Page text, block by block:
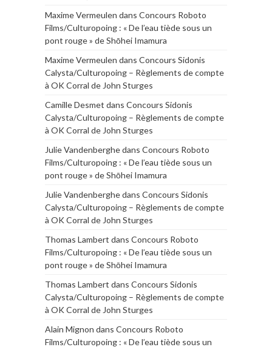
Maxime Vermeulen dans Concours Roboto
Films/Culturopoing : « De l’eau tiède sous un
pont rouge » de Shōhei Imamura
Maxime Vermeulen dans Concours Sidonis
Calysta/Culturopoing – Règlements de compte
à OK Corral de John Sturges
Camille Desmet dans Concours Sidonis
Calysta/Culturopoing – Règlements de compte
à OK Corral de John Sturges
Julie Vandenberghedans Concours Roboto
Films/Culturopoing : « De l’eau tiède sous un
pont rouge » de Shōhei Imamura
Julie Vandenberghedans Concours Sidonis
Calysta/Culturopoing – Règlements de compte
à OK Corral de John Sturges
Thomas Lambert dans Concours Roboto
Films/Culturopoing : « De l’eau tiède sous un
pont rouge » de Shōhei Imamura
Thomas Lambert dans Concours Sidonis
Calysta/Culturopoing – Règlements de compte
à OK Corral de John Sturges
Alain Mignon dans Concours Roboto
Films/Culturopoing : « De l’eau tiède sous un